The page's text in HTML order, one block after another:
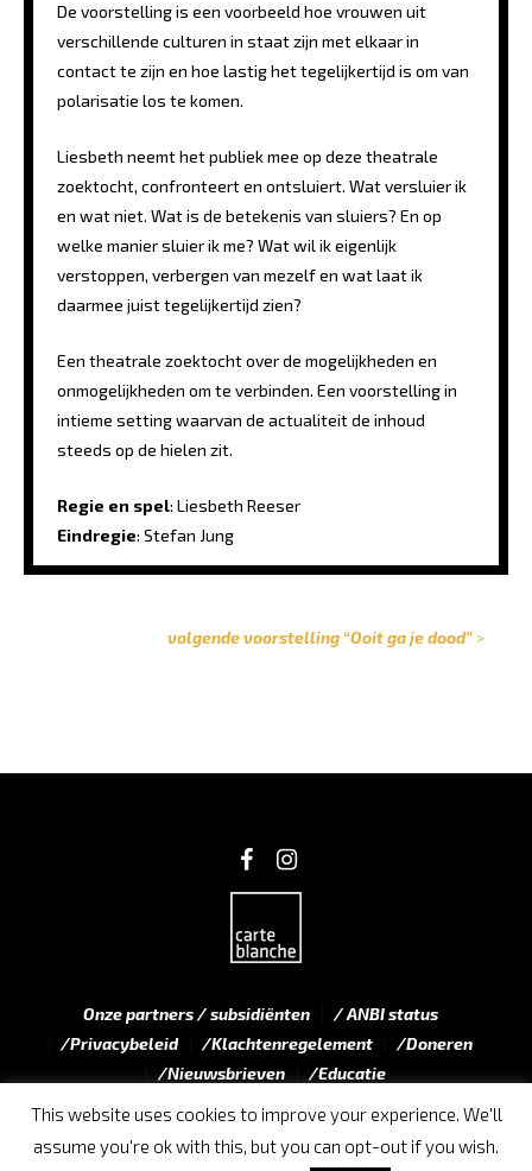
De voorstelling is een voorbeeld hoe vrouwen uit
verschillende culturen in staat zijn met elkaar in
contact te zijn en hoe lastig het tegelijkertijd is om van
polarisatie los te komen.
Liesbeth neemt het publiek mee op deze theatrale
zoektocht, confronteert en ontsluiert. Wat versluier ik
en wat niet. Wat is de betekenis van sluiers? En op
welke manier sluier ik me? Wat wil ik eigenlijk
verstoppen, verbergen van mezelf en wat laat ik
daarmee juist tegelijkertijd zien?
Een theatrale zoektocht over de mogelijkheden en
onmogelijkheden om te verbinden. Een voorstelling in
intieme setting waarvan de actualiteit de inhoud
steeds op de hielen zit.
Regie en spel: Liesbeth Reeser
Eindregie: Stefan Jung
volgende voorstelling “Ooit ga je dood” >
Onze partners / subsidiënten
/ ANBI status
/Privacybeleid
/Klachtenregelement
/Doneren
/Nieuwsbrieven
/Educatie
Privacybeleid/ © 2019 Carte Blanche
This website uses cookies to improve your experience. We'll
assume you're ok with this, but you can opt-out if you wish.